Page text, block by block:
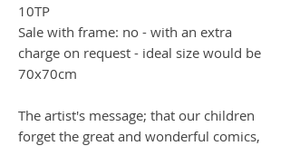
10TP
Sale with frame: no - with an extra
charge on request - ideal size would be
70x70cm
The artist's message; that our children
forget the great and wonderful comics,